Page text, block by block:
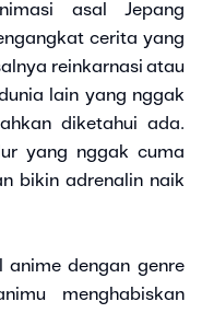
asal Jepang
cerita yang
reinkarnasi atau
lain yang nggak
diketahui ada.
yang nggak cuma
bikin adrenalin naik
anime dengan genre
menghabiskan